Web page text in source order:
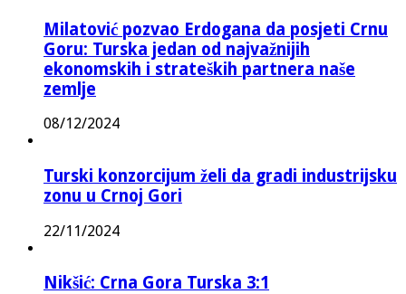
Milatović pozvao Erdogana da posjeti Crnu
Goru: Turska jedan od najvažnijih
ekonomskih i strateških partnera naše
zemlje
08/12/2024
Turski konzorcijum želi da gradi industrijsku
zonu u Crnoj Gori
22/11/2024
Nikšić: Crna Gora Turska 3:1